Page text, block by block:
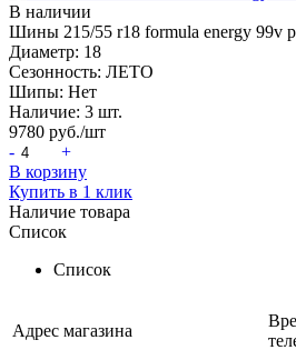
В наличии
Шины 215/55 r18 formula energy 99v
Диаметр: 18
Сезонность: ЛЕТО
Шипы: Нет
Наличие: 3 шт.
9780 руб./шт
-
+
В корзину
Купить в 1 клик
Наличие товара
Список
Список
Адрес магазина